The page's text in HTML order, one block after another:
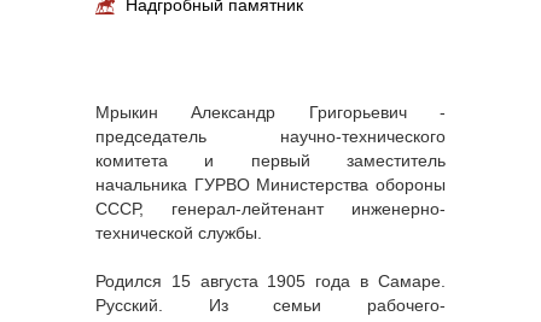
Надгробный памятник
Мрыкин Александр Григорьевич -
председатель научно-технического
комитета и первый заместитель
начальника ГУРВО Министерства обороны
СССР, генерал-лейтенант инженерно-
технической службы.
Родился 15 августа 1905 года в Самаре.
Русский. Из семьи рабочего-